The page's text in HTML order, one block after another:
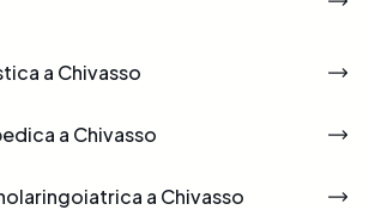
a Chivasso
a Chivasso
a Chivasso